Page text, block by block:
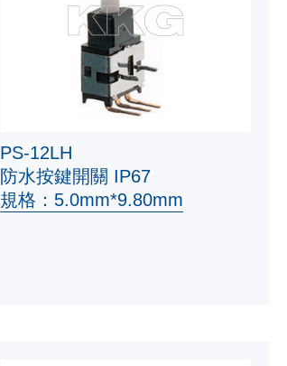
PS-12LH
防水按鍵開關 IP67
規格：5.0mm*9.80mm